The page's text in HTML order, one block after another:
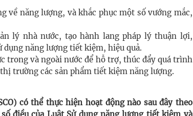
về năng lượng, và khắc phục một số vướng mắc,
lý nhà nước, tạo hành lang pháp lý thuận lợi,
năng lượng tiết kiệm, hiệu quả.
trong và ngoài nước để hỗ trợ, thúc đẩy quá trình
trường các sản phẩm tiết kiệm năng lượng.
có thể thực hiện hoạt động nào sau đây theo